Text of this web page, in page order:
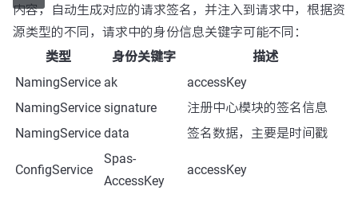
内容，自动生成对应的请求签名，并注入到请求中，根据资
源类型的不同，请求中的身份信息关键字可能不同：
类型
身份关键字
描述
NamingService ak
accessKey
NamingService signature
注册中心模块的签名信息
NamingService data 签名数据，主要是时间戳
ConfigService
Spas-
AccessKey
accessKey